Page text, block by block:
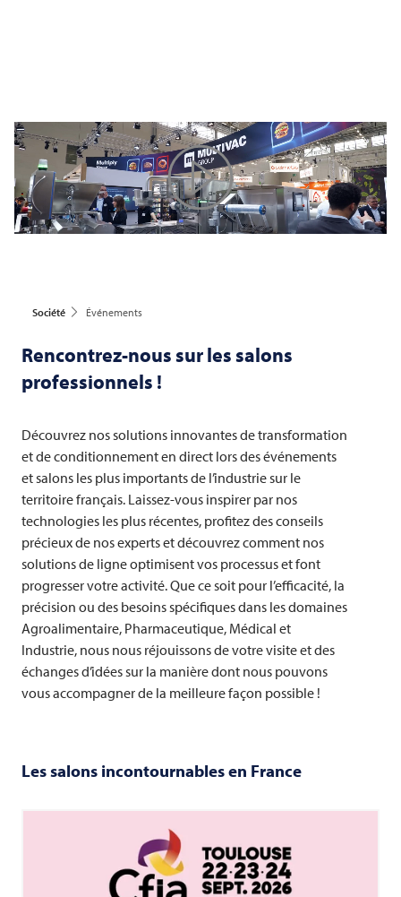
Play
Video
Société Événements
Rencontrez-nous sur les salons
professionnels !
Découvrez nos solutions innovantes de transformation
et de conditionnement en direct lors des événements
et salons les plus importants de l’industrie sur le
territoire français. Laissez-vous inspirer par nos
technologies les plus récentes, profitez des conseils
précieux de nos experts et découvrez comment nos
solutions de ligne optimisent vos processus et font
progresser votre activité. Que ce soit pour l’efficacité, la
précision ou des besoins spécifiques dans les domaines
Agroalimentaire, Pharmaceutique, Médical et
Industrie, nous nous réjouissons de votre visite et des
échanges d’idées sur la manière dont nous pouvons
vous accompagner de la meilleure façon possible !
Les salons incontournables en France